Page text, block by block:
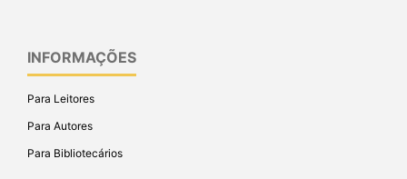
INFORMAÇÕES
Para Leitores
Para Autores
Para Bibliotecários